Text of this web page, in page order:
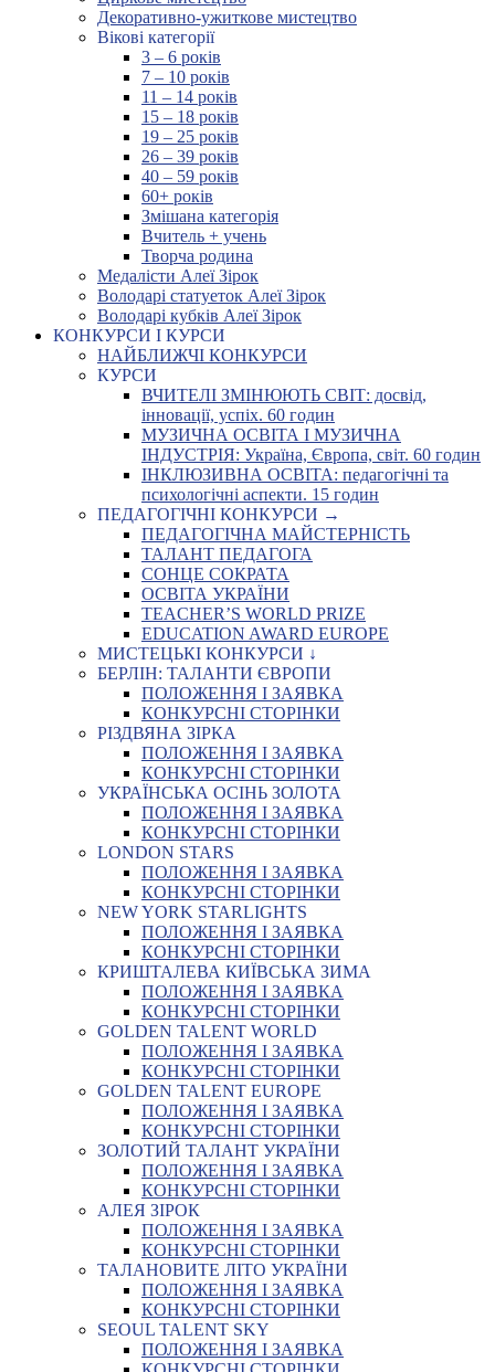
Декоративно-ужиткове мистецтво
Вікові категорії
3 – 6 років
7 – 10 років
11 – 14 років
15 – 18 років
19 – 25 років
26 – 39 років
40 – 59 років
60+ років
Змішана категорія
Вчитель + учень
Творча родина
Медалісти Алеї Зірок
Володарі статуеток Алеї Зірок
Володарі кубків Алеї Зірок
КОНКУРСИ І КУРСИ
НАЙБЛИЖЧІ КОНКУРСИ
КУРСИ
ВЧИТЕЛІ ЗМІНЮЮТЬ СВІТ: досвід,
інновації, успіх. 60 годин
МУЗИЧНА ОСВІТА І МУЗИЧНА
ІНДУСТРІЯ: Україна, Європа, світ. 60 годин
ІНКЛЮЗИВНА ОСВІТА: педагогічні та
психологічні аспекти. 15 годин
ПЕДАГОГІЧНІ КОНКУРСИ →
ПЕДАГОГІЧНА МАЙСТЕРНІСТЬ
ТАЛАНТ ПЕДАГОГА
СОНЦЕ СОКРАТА
ОСВІТА УКРАЇНИ
TEACHER’S WORLD PRIZE
EDUCATION AWARD EUROPE
МИСТЕЦЬКІ КОНКУРСИ ↓
БЕРЛІН: ТАЛАНТИ ЄВРОПИ
ПОЛОЖЕННЯ І ЗАЯВКА
КОНКУРСНІ СТОРІНКИ
РІЗДВЯНА ЗІРКА
ПОЛОЖЕННЯ І ЗАЯВКА
КОНКУРСНІ СТОРІНКИ
УКРАЇНСЬКА ОСІНЬ ЗОЛОТА
ПОЛОЖЕННЯ І ЗАЯВКА
КОНКУРСНІ СТОРІНКИ
LONDON STARS
ПОЛОЖЕННЯ І ЗАЯВКА
КОНКУРСНІ СТОРІНКИ
NEW YORK STARLIGHTS
ПОЛОЖЕННЯ І ЗАЯВКА
КОНКУРСНІ СТОРІНКИ
КРИШТАЛЕВА КИЇВСЬКА ЗИМА
ПОЛОЖЕННЯ І ЗАЯВКА
КОНКУРСНІ СТОРІНКИ
GOLDEN TALENT WORLD
ПОЛОЖЕННЯ І ЗАЯВКА
КОНКУРСНІ СТОРІНКИ
GOLDEN TALENT EUROPE
ПОЛОЖЕННЯ І ЗАЯВКА
КОНКУРСНІ СТОРІНКИ
ЗОЛОТИЙ ТАЛАНТ УКРАЇНИ
ПОЛОЖЕННЯ І ЗАЯВКА
КОНКУРСНІ СТОРІНКИ
АЛЕЯ ЗІРОК
ПОЛОЖЕННЯ І ЗАЯВКА
КОНКУРСНІ СТОРІНКИ
ТАЛАНОВИТЕ ЛІТО УКРАЇНИ
ПОЛОЖЕННЯ І ЗАЯВКА
КОНКУРСНІ СТОРІНКИ
SEOUL TALENT SKY
ПОЛОЖЕННЯ І ЗАЯВКА